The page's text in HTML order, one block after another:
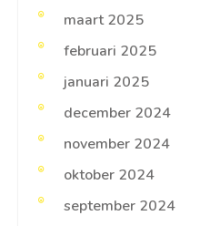
maart 2025
februari 2025
januari 2025
december 2024
november 2024
oktober 2024
september 2024